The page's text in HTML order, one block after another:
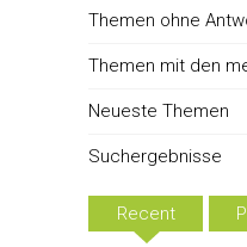
Themen ohne
Themen mit den
Neueste Themen
Suchergebnisse
Recent